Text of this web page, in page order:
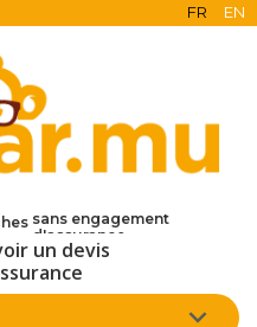
FR EN
en ligne
d'assurance
un devis